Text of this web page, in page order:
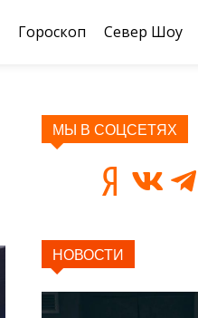
Гороскоп Север Шоу
МЫ В СОЦСЕТЯХ
НОВОСТИ